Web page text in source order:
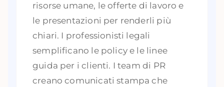
risorse umane, le offerte di lavoro e
le presentazioni per renderli più
chiari. I professionisti legali
semplificano le policy e le linee
guida per i clienti. I team di PR
creano comunicati stampa che